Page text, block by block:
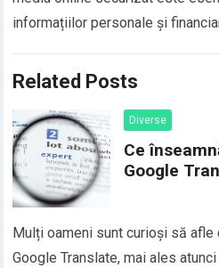
informațiilor personale și
Related Posts
Diverse
Ce
Google
Mulți oameni sunt curioși să
Google Translate, mai ales